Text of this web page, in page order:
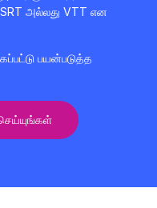
அல்லது VTT என
பயன்படுத்த